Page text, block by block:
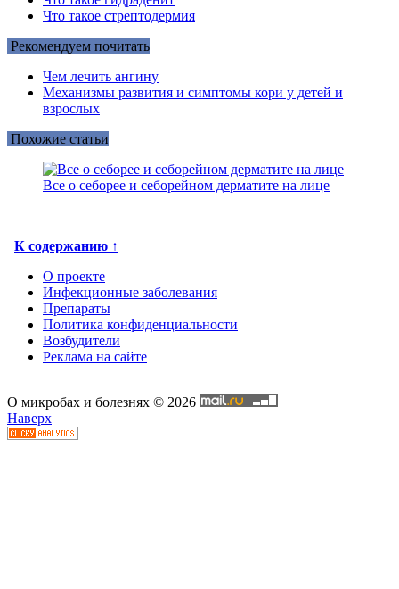
Что такое стрептодермия
Рекомендуем почитать
Чем лечить ангину
Механизмы развития и симптомы кори у детей и
взрослых
Похожие статьи
Все о себорее и себорейном дерматите на лице
К содержанию ↑
О проекте
Инфекционные заболевания
Препараты
Политика конфиденциальности
Возбудители
Реклама на сайте
О микробах и болезнях © 2026
Наверх